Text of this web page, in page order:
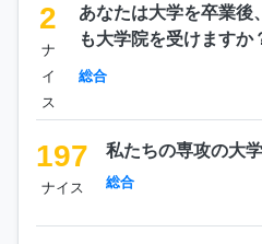
2
ナ
イ
ス
あなたは大学を卒業後
も大学院を受けますか
総合
197
ナイス
私たちの専攻の大
総合